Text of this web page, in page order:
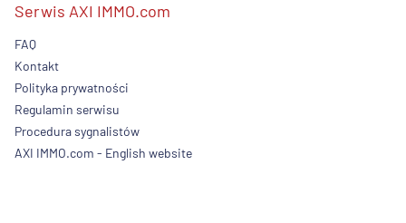
Serwis AXI IMMO.com
FAQ
Kontakt
Polityka prywatności
Regulamin serwisu
Procedura sygnalistów
AXI IMMO.com - English website